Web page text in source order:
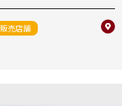
販売店舗